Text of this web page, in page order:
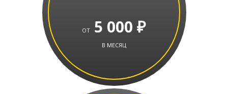
ОТ 5 000 ₽
В МЕСЯЦ